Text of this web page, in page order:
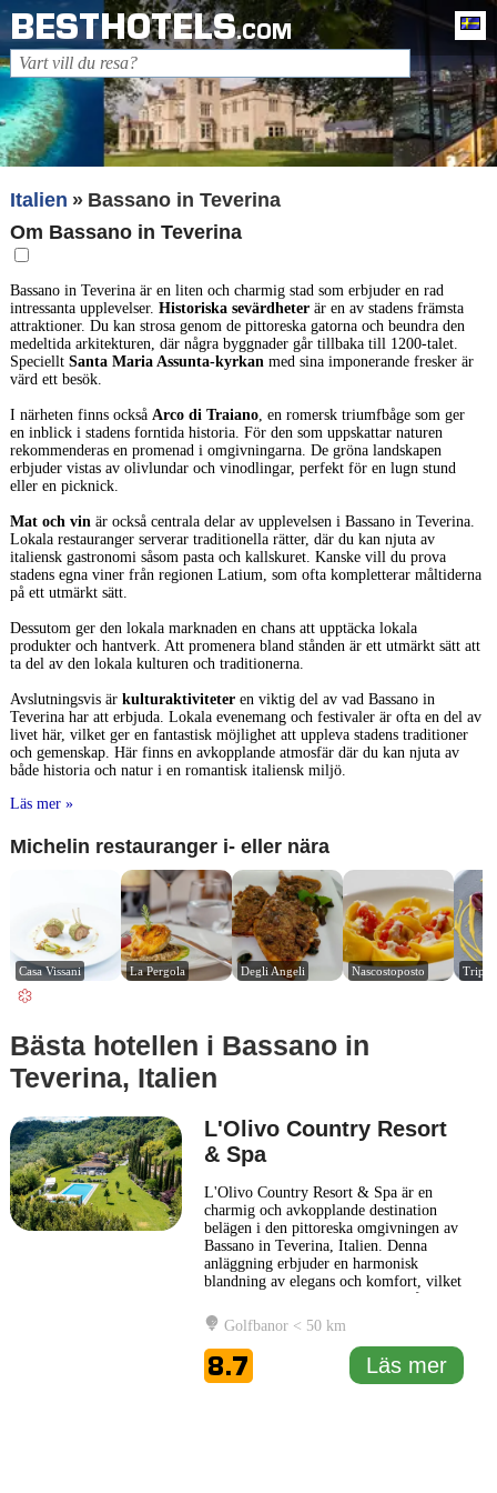
BESTHOTELS.COM
Italien
Bassano in Teverina
Om Bassano in Teverina
Bassano in Teverina är en liten och charmig stad som erbjuder en rad
intressanta upplevelser. Historiska sevärdheterär en av stadens främsta
attraktioner. Du kan strosa genom de pittoreska gatorna och beundra den
medeltida arkitekturen, där några byggnader går tillbaka till 1200-talet.
Speciellt Santa Maria Assunta-kyrkanmed sina imponerande fresker är
värd ett besök.
I närheten finns också Arco di Traiano, en romersk triumfbåge som ger
en inblick i stadens forntida historia. För den som uppskattar naturen
rekommenderas en promenad i omgivningarna. De gröna landskapen
erbjuder vistas av olivlundar och vinodlingar, perfekt för en lugn stund
eller en picknick.
Mat och vinär också centrala delar av upplevelsen i Bassano in Teverina.
Lokala restauranger serverar traditionella rätter, där du kan njuta av
italiensk gastronomi såsom pasta och kallskuret. Kanske vill du prova
stadens egna viner från regionen Latium, som ofta kompletterar måltiderna
på ett utmärkt sätt.
Dessutom ger den lokala marknaden en chans att upptäcka lokala
produkter och hantverk. Att promenera bland stånden är ett utmärkt sätt att
ta del av den lokala kulturen och traditionerna.
Avslutningsvis är kulturaktiviteteren viktig del av vad Bassano in
Teverina har att erbjuda. Lokala evenemang och festivaler är ofta en del av
livet här, vilket ger en fantastisk möjlighet att uppleva stadens traditioner
och gemenskap. Här finns en avkopplande atmosfär där du kan njuta av
både historia och natur i en romantisk italiensk miljö.
Läs mer »
Michelin restauranger i- eller nära
Casa Vissani La Pergola Degli Angeli Nascostoposto
Bästa hotellen i Bassano in
Teverina, Italien
L'Olivo Country Resort
& Spa
L'Olivo Country Resort & Spa är en
charmig och avkopplande destination
belägen i den pittoreska omgivningen av
Bassano in Teverina, Italien. Denna
anläggning erbjuder en harmonisk
blandning av elegans och komfort, vilket
avkoppling och aktiviteter. Hotellet
omges av vacker natur, vilket skapar en
lugn atmosfär för sina gäster. L'Olivo
Country Resort & Spa erbjuder... Läs
mer
Golfbanor < 50 km
8.7 Läs mer